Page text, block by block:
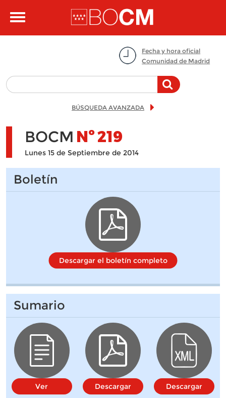
Toggle
Fecha y hora oficial
Comunidad de Madrid
BÚSQUEDA AVANZADA
BOCM Nº219
Lunes 15 de Septiembre de 2014
Boletín
Descargar el boletín completo
Sumario
Ver Descargar Descargar